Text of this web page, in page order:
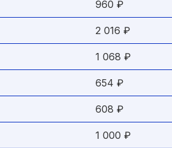
960 ₽
2 016 ₽
1 068 ₽
654 ₽
608 ₽
1 000 ₽